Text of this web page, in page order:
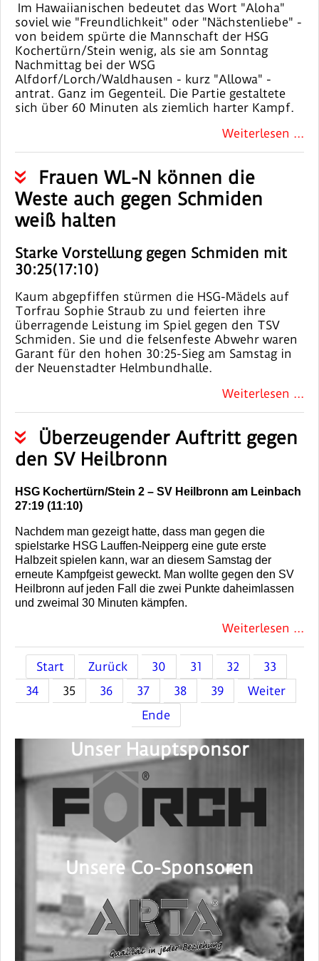
Im Hawaiianischen bedeutet das Wort "Aloha"
soviel wie "Freundlichkeit" oder "Nächstenliebe" -
von beidem spürte die Mannschaft der HSG
Kochertürn/Stein wenig, als sie am Sonntag
Nachmittag bei der WSG
Alfdorf/Lorch/Waldhausen - kurz "Allowa" -
antrat. Ganz im Gegenteil. Die Partie gestaltete
sich über 60 Minuten als ziemlich harter Kampf.
Weiterlesen ...
Frauen WL-N können die
Weste auch gegen Schmiden
weiß halten
Starke Vorstellung gegen Schmiden mit
30:25(17:10)
Kaum abgepfiffen stürmen die HSG-Mädels auf
Torfrau Sophie Straub zu und feierten ihre
überragende Leistung im Spiel gegen den TSV
Schmiden. Sie und die felsenfeste Abwehr waren
Garant für den hohen 30:25-Sieg am Samstag in
der Neuenstadter Helmbundhalle.
Weiterlesen ...
Überzeugender Auftritt gegen
den SV Heilbronn
HSG Kochertürn/Stein 2 – SV Heilbronn am Leinbach
27:19 (11:10)
Nachdem man gezeigt hatte, dass man gegen die
spielstarke HSG Lauffen-Neipperg eine gute erste
Halbzeit spielen kann, war an diesem Samstag der
erneute Kampfgeist geweckt. Man wollte gegen den SV
Heilbronn auf jeden Fall die zwei Punkte daheimlassen
und zweimal 30 Minuten kämpfen.
Weiterlesen ...
Start Zurück 30 31 32
33
34
35 36 37 38 39
Weiter
Ende
Unser Hauptsponsor
Unsere Co-Sponsoren